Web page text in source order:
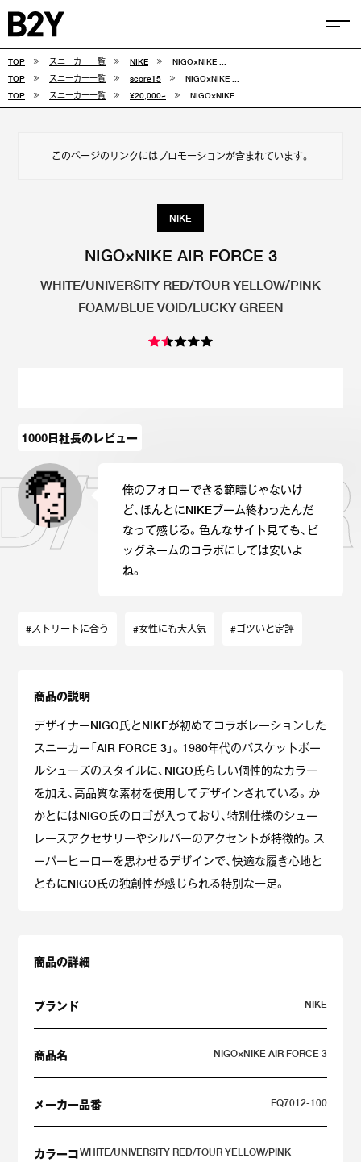
プライバシーポリシー
COLUMN
FEATURE
new balance CONVERSE
PUMA
SEARCH SNEAKER
TOP スニーカー一覧 NIKE
NIGO×NIKE ...
TOP
スニーカー一覧 score15
NIGO×NIKE ...
TOP
スニーカー一覧 ¥20,000~ NIGO×NIKE ...
このページのリンクにはプロモーションが含まれています。
NIKE
NIGO×NIKE AIR FORCE 3
WHITE/UNIVERSITY RED/TOUR YELLOW/PINK
FOAM/BLUE VOID/LUCKY GREEN
1000日社長のレビュー
俺のフォローできる範疇じゃないけ
ど、ほんとにNIKEブーム終わったんだ
なって感じる。色んなサイト見ても、ビ
ッグネームのコラボにしては安いよ
ね。
#ストリートに合う #女性にも大人気 #ゴツいと定評
商品の説明
デザイナーNIGO氏とNIKEが初めてコラボレーションした
スニーカー「AIR FORCE 3」。1980年代のバスケットボー
ルシューズのスタイルに、NIGO氏らしい個性的なカラー
を加え、高品質な素材を使用してデザインされている。か
かとにはNIGO氏のロゴが入っており、特別仕様のシュー
レースアクセサリーやシルバーのアクセントが特徴的。ス
ーパーヒーローを思わせるデザインで、快適な履き心地と
ともにNIGO氏の独創性が感じられる特別な一足。
商品の詳細
ブランド NIKE
商品名 NIGO×NIKE AIR FORCE 3
メーカー品番 FQ7012-100
カラーコWHITE/UNIVERSITY RED/TOUR YELLOW/PINK